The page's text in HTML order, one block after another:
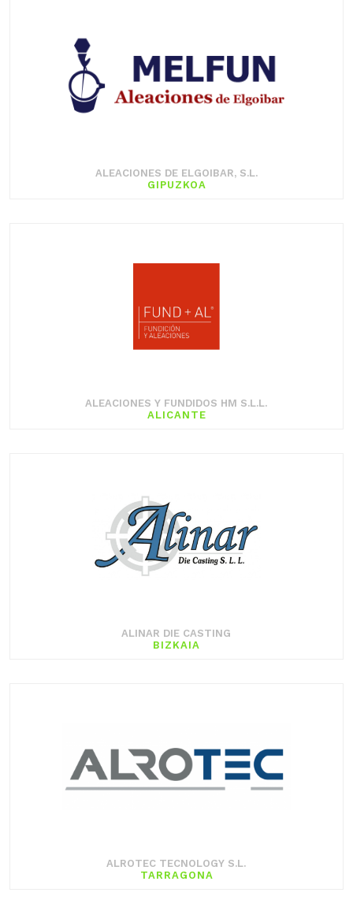
ALEACIONES DE ELGOIBAR, S.L.
GIPUZKOA
ALEACIONES Y FUNDIDOS HM S.L.L.
ALICANTE
ALINAR DIE CASTING
BIZKAIA
ALROTEC TECNOLOGY S.L.
TARRAGONA